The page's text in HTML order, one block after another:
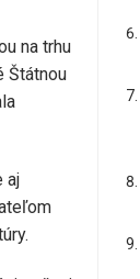
na trhu
Štátnou
aj